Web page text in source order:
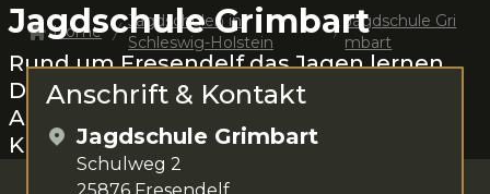
Jagdschule Grimbart
Rund umFresendelfdas Jagen lernen.
Dr. Henrik Sproedtsteht dir für deine
Anliegen zur Verfügung. Das
Kursangebot umfasst Abendkurs
Home
Jagdschulen in
Schleswig-Holstein
Jagdschule Gri
mbart
Anschrift & Kontakt
Jagdschule Grimbart
Schulweg 2